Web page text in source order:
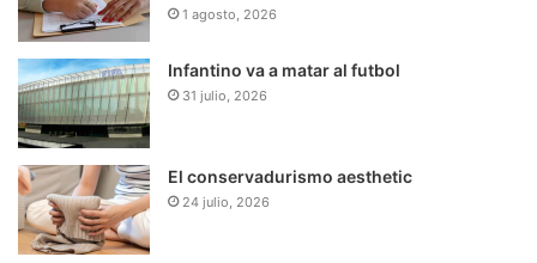
1 agosto, 2026
Infantino va a matar al futbol
31 julio, 2026
El conservadurismo aesthetic
24 julio, 2026